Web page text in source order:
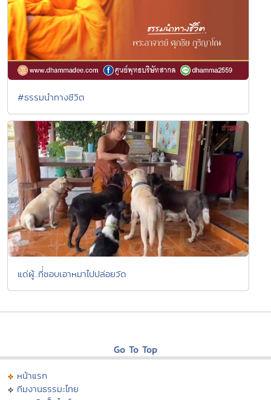
#ธรรมนำทางชีวิต
แด่ผู้..ที่่ชอบเอาหมาไปปล่อยวัด
Go To Top
หน้าแรก
ทีมงานธรรมะไทย